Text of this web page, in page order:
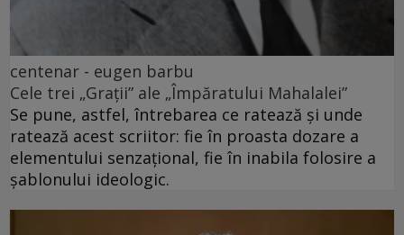
centenar - eugen barbu
Cele trei „Grații” ale „Împăratului Mahalalei”
Se pune, astfel, întrebarea ce ratează și unde
ratează acest scriitor: fie în proasta dozare a
elementului senzațional, fie în inabila folosire a
șablonului ideologic.